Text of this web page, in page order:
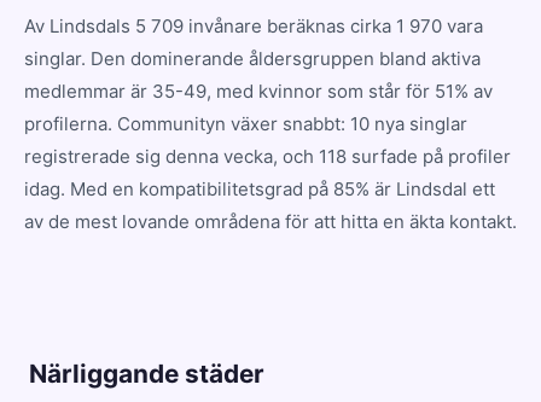
Av Lindsdals 5 709 invånare beräknas cirka 1 970 vara
singlar. Den dominerande åldersgruppen bland aktiva
medlemmar är 35-49, med kvinnor som står för 51% av
profilerna. Communityn växer snabbt: 10 nya singlar
registrerade sig denna vecka, och 118 surfade på profiler
idag. Med en kompatibilitetsgrad på 85% är Lindsdal ett
av de mest lovande områdena för att hitta en äkta kontakt.
Närliggande städer